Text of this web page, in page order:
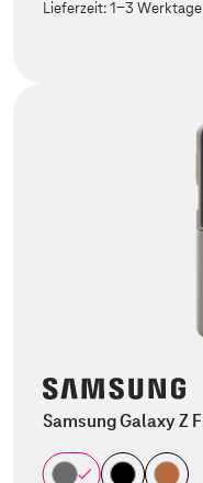
Lieferzeit:1-3 Werktage
Samsung Galaxy Z